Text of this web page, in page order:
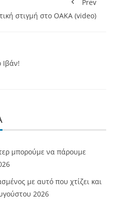
Prev
στιγμή στο ΟΑΚΑ (video)
μπορούμε να πάρουμε
με αυτό που χτίζει και
2026